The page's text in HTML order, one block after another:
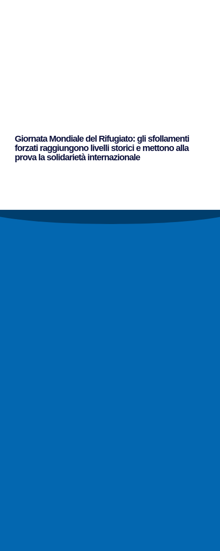
Giornata Mondiale del Rifugiato: gli sfollamenti
forzati raggiungono livelli storici e mettono alla
prova la solidarietà internazionale